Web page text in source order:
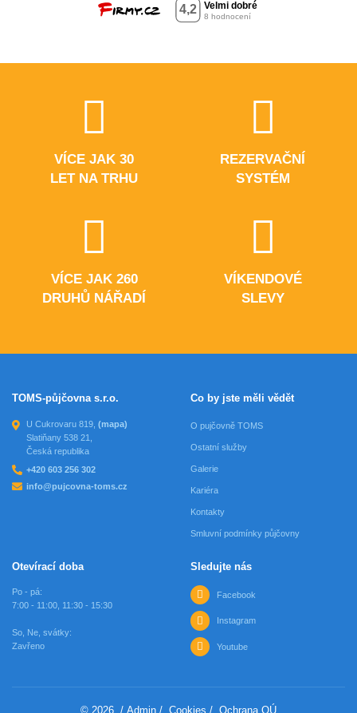
VÍCE JAK 30
LET NA TRHU
REZERVAČNÍ
SYSTÉM
VÍCE JAK 260
DRUHŮ NÁŘADÍ
VÍKENDOVÉ
SLEVY
TOMS-půjčovna s.r.o.
U Cukrovaru 819, (mapa)
Slatiňany 538 21,
Česká republika
+420 603 256 302
info@pujcovna-toms.cz
Co by jste měli vědět
O pujčovně TOMS
Ostatní služby
Galerie
Kariéra
Kontakty
Smluvní podmínky půjčovny
Otevírací doba
Po - pá:
7:00 - 11:00, 11:30 - 15:30
So, Ne, svátky:
Zavřeno
Sledujte nás
Facebook
Instagram
Youtube
© 2026 / Admin / Cookies / Ochrana OÚ